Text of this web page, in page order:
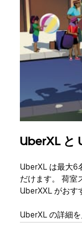
UberXL と
UberXL は最大6
だけます。 荷室
UberXXL がおす
UberXL の詳細